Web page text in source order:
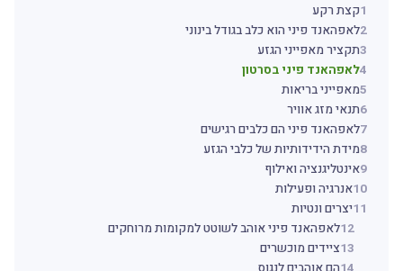
1קצת רקע
2לאפהאנד פיני הוא כלב בגודל בינוני
3תקציר מאפייני הגזע
4לאפהאנד פיני בסרטון
5מאפייני בריאות
6תנאי מזג אוויר
7לאפהאנד פיני הם כלבים רגישים
8מידת הידידותיות של כלבי הגזע
9אינטליגנציה ואילוף
10אנרגיה ופעילות
11יצרים ונטיות
12לאפהאנד פיני אוהב לשוטט למקומות מרוחקים
13ציידים מוכשרים